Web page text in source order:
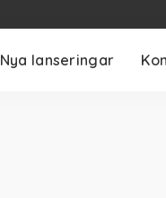
Nya lanseringar